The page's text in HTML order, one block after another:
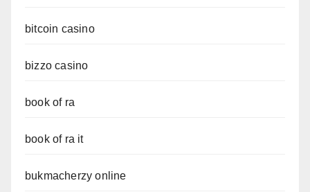
bitcoin casino
bizzo casino
book of ra
book of ra it
bukmacherzy online